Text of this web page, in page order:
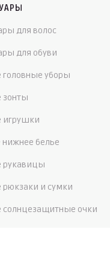
для волос
для обуви
головные уборы
зонты
игрушки
нижнее белье
рукавицы
рюкзаки и сумки
солнцезащитные очки